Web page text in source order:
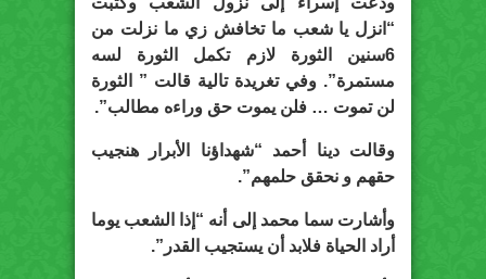
“انزل يا شعب ما تخافش زي ما نزلت من
6سنين الثورة لازم تكمل الثورة لسه
مستمرة”. وفي تغريدة تالية قالت ” الثورة
لن تموت … فلن يموت حق وراءه مطالب”.
وقالت دينا أحمد “شهداؤنا الأبرار هنجيب
حقهم و نحقق حلمهم”.
وأشارت سما محمد إلى أنه “إذا الشعب يوما
أراد الحياة فلابد أن يستجيب القدر”.